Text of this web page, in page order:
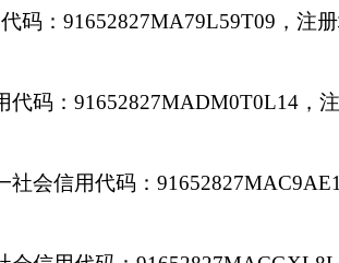
码：91652827MA79L59T09 ，注
代码：91652827MADM0T0L14 ，
社会信用代码：